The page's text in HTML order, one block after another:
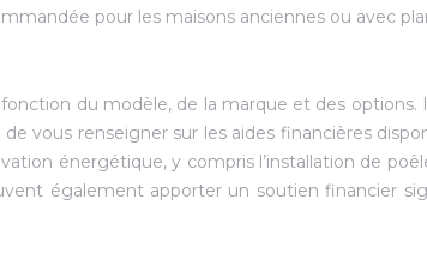
pour les maisons anciennes ou avec
du modèle, de la marque et des
vous renseigner sur les aides financières
énergétique, y compris l’installation de
également apporter un soutien financier